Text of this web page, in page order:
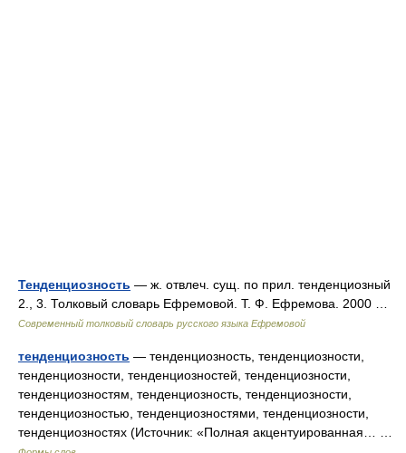
Тенденциозность — ж. отвлеч. сущ. по прил. тенденциозный
2., 3. Толковый словарь Ефремовой. Т. Ф. Ефремова. 2000 …
Современный толковый словарь русского языка Ефремовой
тенденциозность — тенденциозность, тенденциозности,
тенденциозности, тенденциозностей, тенденциозности,
тенденциозностям, тенденциозность, тенденциозности,
тенденциозностью, тенденциозностями, тенденциозности,
тенденциозностях (Источник: «Полная акцентуированная… …